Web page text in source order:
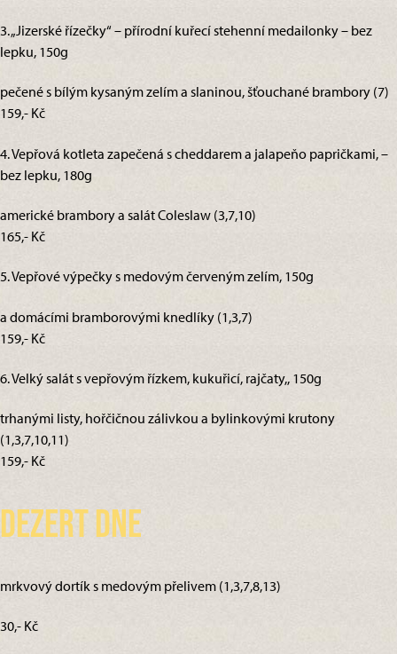
3. „Jizerské řízečky“ – přírodní kuřecí stehenní medailonky – bez
lepku, 150g
pečené s bílým kysaným zelím a slaninou, šťouchané brambory (7)
159,- Kč
4. Vepřová kotleta zapečená s cheddarem a jalapeňo papričkami, –
bez lepku, 180g
americké brambory a salát Coleslaw (3,7,10)
165,- Kč
5. Vepřové výpečky s medovým červeným zelím, 150g
a domácími bramborovými knedlíky (1,3,7)
159,- Kč
6. Velký salát s vepřovým řízkem, kukuřicí, rajčaty,, 150g
trhanými listy, hořčičnou zálivkou a bylinkovými krutony
(1,3,7,10,11)
159,- Kč
Dezert dne
mrkvový dortík s medovým přelivem (1,3,7,8,13)
30,- Kč